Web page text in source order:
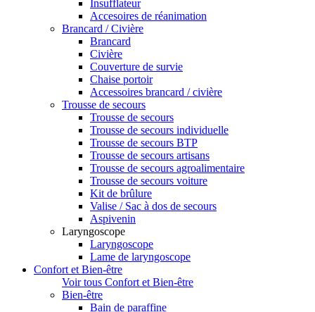
Insufflateur
Accesoires de réanimation
Brancard / Civière
Brancard
Civière
Couverture de survie
Chaise portoir
Accessoires brancard / civière
Trousse de secours
Trousse de secours
Trousse de secours individuelle
Trousse de secours BTP
Trousse de secours artisans
Trousse de secours agroalimentaire
Trousse de secours voiture
Kit de brûlure
Valise / Sac à dos de secours
Aspivenin
Laryngoscope
Laryngoscope
Lame de laryngoscope
Confort et Bien-être
Voir tous Confort et Bien-être
Bien-être
Bain de paraffine